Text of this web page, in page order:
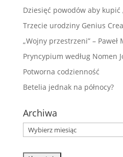
Dziesięć powodów aby kupić
Trzecie urodziny Genius
„Wojny przestrzeni” –
Pryncypium według Nomen
Potworna codzienność
Betelia jednak na północy?
Archiwa
Archiwa